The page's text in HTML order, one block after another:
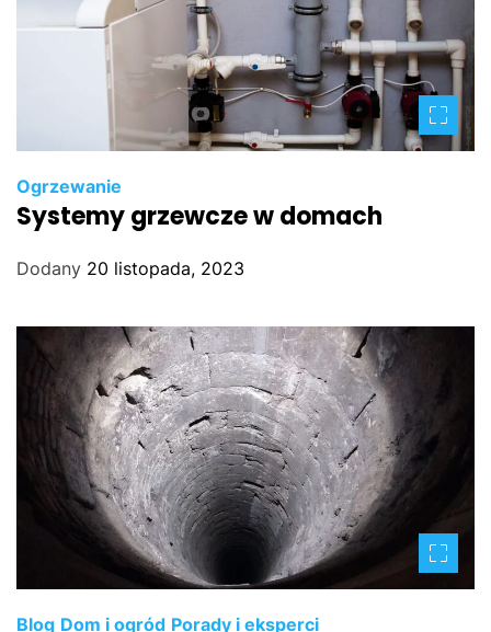
Ogrzewanie
Systemy grzewcze w domach
Dodany 20 listopada, 2023
Blog Dom i ogród Porady i eksperci